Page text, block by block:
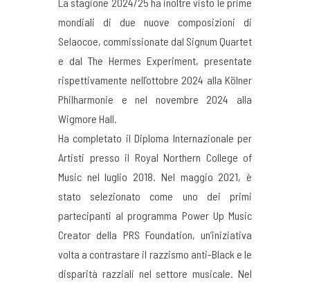
La stagione 2024/25 ha inoltre visto le prime
mondiali di due nuove composizioni di
Selaocoe, commissionate dal Signum Quartet
e dal The Hermes Experiment, presentate
rispettivamente nell’ottobre 2024 alla Kölner
Philharmonie e nel novembre 2024 alla
Wigmore Hall.
Ha completato il Diploma Internazionale per
Artisti presso il Royal Northern College of
Music nel luglio 2018. Nel maggio 2021, è
stato selezionato come uno dei primi
partecipanti al programma Power Up Music
Creator della PRS Foundation, un’iniziativa
volta a contrastare il razzismo anti-Black e le
disparità razziali nel settore musicale. Nel